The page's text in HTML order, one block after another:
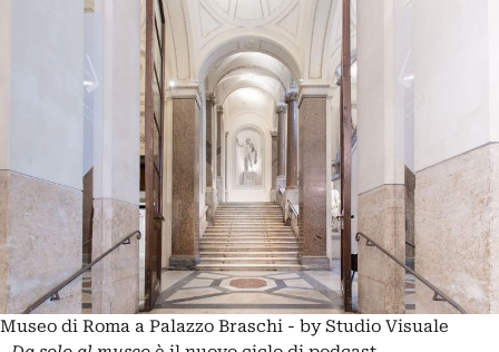
Museo di Roma a Palazzo Braschi - by Studio Visuale